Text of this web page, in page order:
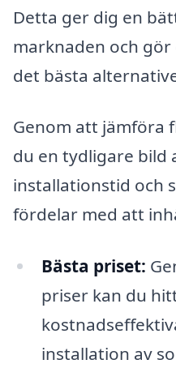
Detta ger dig en
marknaden och
det bästa
Genom att jämföra
du en tydligare bild
installationstid och
fördelar med att
Bästa priset:
priser kan du
installation av